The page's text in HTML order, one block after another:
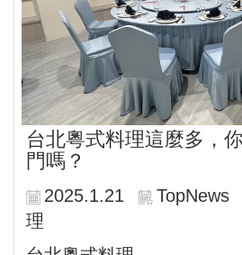
台北粵式料理這麼多，
門嗎？
2025.1.21 TopNews
理